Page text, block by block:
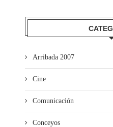
Arribada 2007
Cine
Comunicación
Conceyos